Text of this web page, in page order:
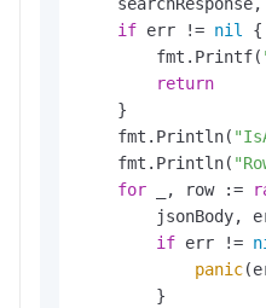
if err != nil {
        fmt.Printf(
return
    }
    fmt.Println(
    fmt.Println(
for _, row :=
jsonBody,
if err !=
panic
        }